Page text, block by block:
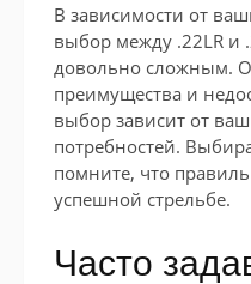
В зависимости от
выбор между .22LR и
довольно сложным.
преимущества и
выбор зависит от
потребностей.
помните, что
успешной стрельбе.
Часто